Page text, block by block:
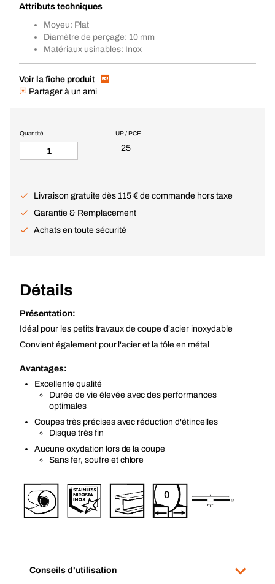
Attributs techniques
Moyeu: Plat
Diamètre de perçage: 10 mm
Matériaux usinables: Inox
Voir la fiche produit
Partager à un ami
UP / PCE
25
Quantité
Livraison gratuite dès 115 € de commande hors taxe
Garantie & Remplacement
Achats en toute sécurité
Détails
Présentation:
Idéal pour les petits travaux de coupe d'acier inoxydable
Convient également pour l'acier et la tôle en métal
Avantages:
Excellente qualité
Durée de vie élevée avec des performances
optimales
Coupes très précises avec réduction d'étincelles
Disque très fin
Aucune oxydation lors de la coupe
Sans fer, soufre et chlore
Conseils d'utilisation